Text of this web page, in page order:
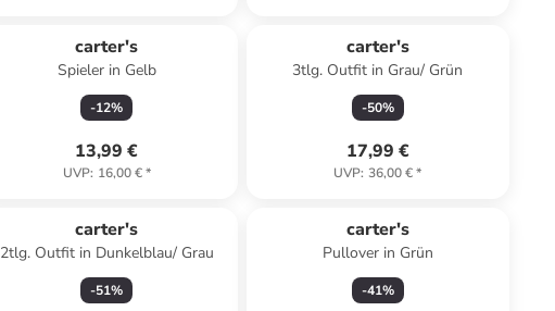
carter's
Spieler in Gelb
-12%
13,99 €
UVP: 16,00 €*
carter's
3tlg. Outfit in Grau/ Grün
-50%
17,99 €
UVP: 36,00 €*
carter's
2tlg. Outfit in Dunkelblau/ Grau
-51%
carter's
Pullover in Grün
-41%